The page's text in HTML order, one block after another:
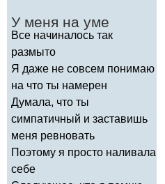
У меня на уме
Все начиналось так
размыто
Я даже не совсем понимаю
на что ты намерен
Думала, что ты
симпатичный и заставишь
меня ревновать
Поэтому я просто наливала
себе